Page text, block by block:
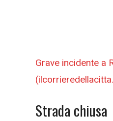
Grave incidente a
Strada chiusa